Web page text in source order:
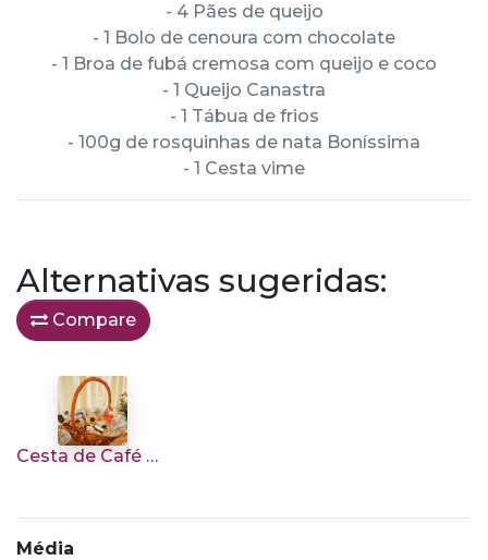
- 4 Pães de queijo
- 1 Bolo de cenoura com chocolate
- 1 Broa de fubá cremosa com queijo e coco
- 1 Queijo Canastra
- 1 Tábua de frios
- 100g de rosquinhas de nata Boníssima
- 1 Cesta vime
Alternativas sugeridas:
Compare
Cesta de Café da Manhã P/ 1 Pessoa
Média